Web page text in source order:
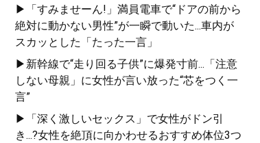
▶「すみませーん!」満員電車で“ドアの前から
絶対に動かない男性”が一瞬で動いた...車内が
スカッとした「たった一言」
▶新幹線で“走り回る子供”に爆発寸前...「注意
しない母親」に女性が言い放った“芯をつく一
言”
▶「深く激しいセックス」で女性がドン引
き...?女性を絶頂に向かわせるおすすめ体位3つ